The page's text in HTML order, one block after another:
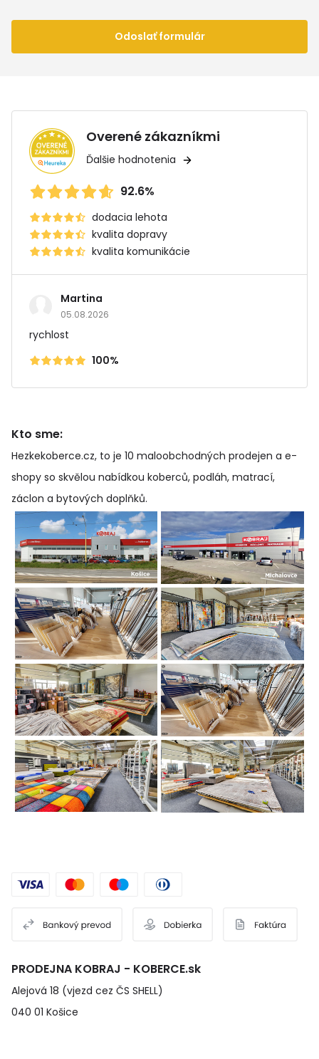
Odoslať formulár
Overené zákazníkmi
Ďalšie hodnotenia
92.6%
dodacia lehota
kvalita dopravy
kvalita komunikácie
Martina
05.08.2026
rychlost
100%
Kto sme:
Hezkekoberce.cz, to je 10 maloobchodných prodejen a e-
shopy so skvělou nabídkou koberců, podláh, matrací,
záclon a bytových doplňků.
PRODEJNA KOBRAJ - KOBERCE.sk
Alejová 18 (vjezd cez ČS SHELL)
040 01 Košice